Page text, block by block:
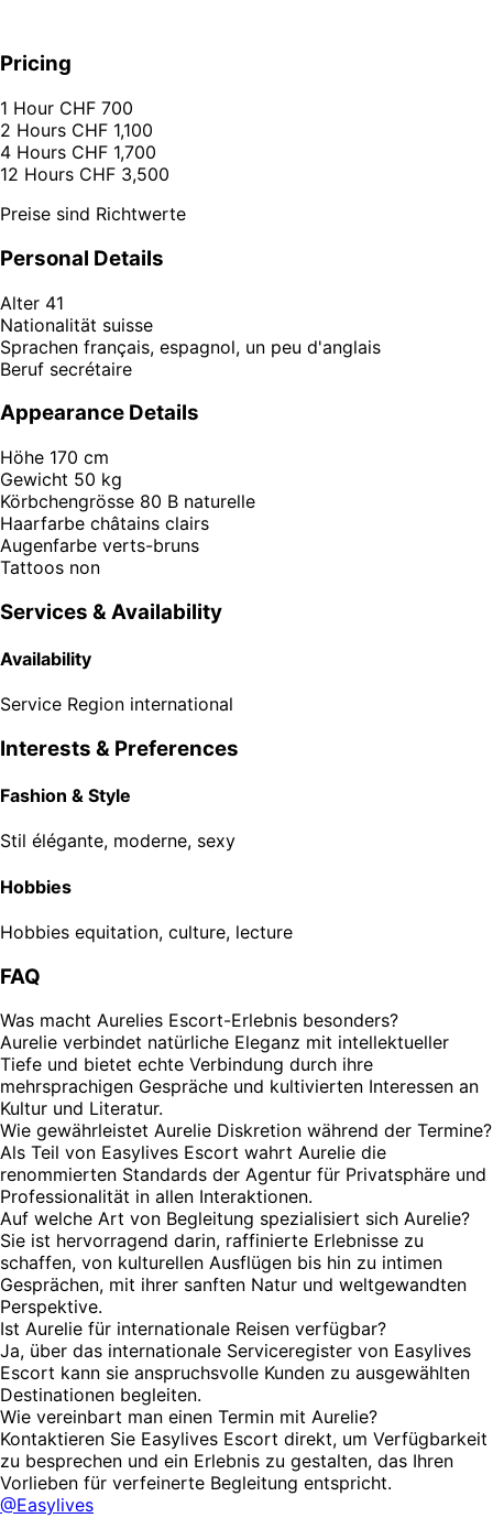
Pricing
1 Hour CHF 700
2 Hours CHF 1,100
4 Hours CHF 1,700
12 Hours CHF 3,500
Preise sind Richtwerte
Personal Details
Alter 41
Nationalität suisse
Sprachen français, espagnol, un peu d'anglais
Beruf secrétaire
Appearance Details
Höhe 170 cm
Gewicht 50 kg
Körbchengrösse 80 B naturelle
Haarfarbe châtains clairs
Augenfarbe verts-bruns
Tattoos non
Services & Availability
Availability
Service Region international
Interests & Preferences
Fashion & Style
Stil élégante, moderne, sexy
Hobbies
Hobbies equitation, culture, lecture
FAQ
Was macht Aurelies Escort-Erlebnis besonders?
Aurelie verbindet natürliche Eleganz mit intellektueller
Tiefe und bietet echte Verbindung durch ihre
mehrsprachigen Gespräche und kultivierten Interessen an
Kultur und Literatur.
Wie gewährleistet Aurelie Diskretion während der Termine?
Als Teil von Easylives Escort wahrt Aurelie die
renommierten Standards der Agentur für Privatsphäre und
Professionalität in allen Interaktionen.
Auf welche Art von Begleitung spezialisiert sich Aurelie?
Sie ist hervorragend darin, raffinierte Erlebnisse zu
schaffen, von kulturellen Ausflügen bis hin zu intimen
Gesprächen, mit ihrer sanften Natur und weltgewandten
Perspektive.
Ist Aurelie für internationale Reisen verfügbar?
Ja, über das internationale Serviceregister von Easylives
Escort kann sie anspruchsvolle Kunden zu ausgewählten
Destinationen begleiten.
Wie vereinbart man einen Termin mit Aurelie?
Kontaktieren Sie Easylives Escort direkt, um Verfügbarkeit
zu besprechen und ein Erlebnis zu gestalten, das Ihren
Vorlieben für verfeinerte Begleitung entspricht.
@Easylives